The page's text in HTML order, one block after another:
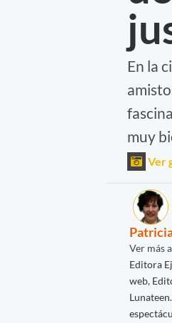
En la
muy
Ver
Ver más
Editora
web,